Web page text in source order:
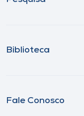
Biblioteca
Fale Conosco